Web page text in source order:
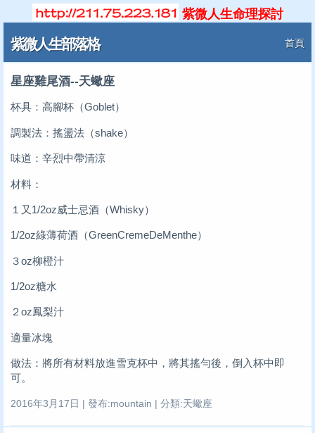
紫微人生命理探討
紫微人生部落格 首頁
星座雞尾酒--天蠍座
杯具：高腳杯（Goblet）
調製法：搖盪法（shake）
味道：辛烈中帶清涼
材料：
１又1/2oz威士忌酒（Whisky）
1/2oz綠薄荷酒（GreenCremeDeMenthe）
３oz柳橙汁
1/2oz糖水
２oz鳳梨汁
適量冰塊
做法：將所有材料放進雪克杯中，將其搖勻後，倒入杯中即
可。
2016年3月17日 | 發布:mountain | 分類:天蠍座